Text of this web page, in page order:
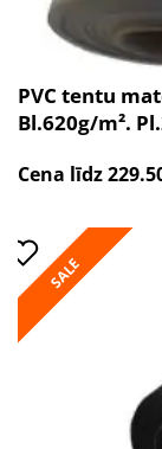
PVC tentu
Bl.620g/m².
Cena līdz
SALE